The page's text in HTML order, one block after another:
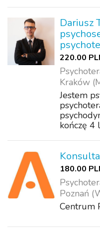
Polskie
Dariusz
220.00
Kraków
Jestem
kończę 4
180.00
Poznań
Centrum